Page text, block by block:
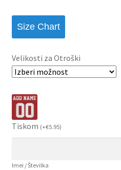
Size Chart
Velikosti za Otroški
Tiskom (+€5.95)
Imei / Številka